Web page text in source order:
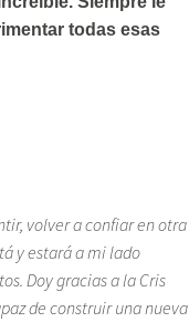
todas esas
volver a confiar en otra
y estará a mi lado
Doy gracias a la Cris
de construir una nueva